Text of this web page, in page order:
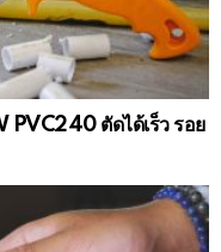
PVC240 ตัดได้เร็ว รอย